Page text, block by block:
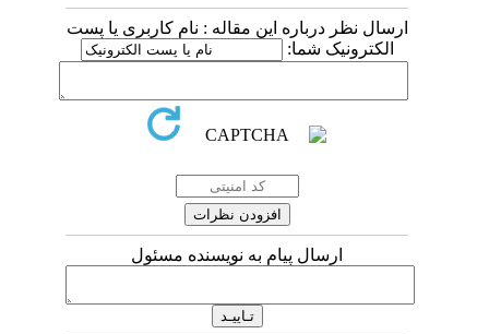
ارسال نظر درباره این مقاله : نام کاربری یا پست
الکترونیک شما:
ارسال پیام به نویسنده مسئول